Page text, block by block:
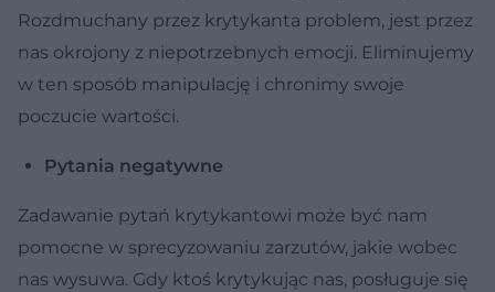
Rozdmuchany przez krytykanta problem, jest przez
nas okrojony z niepotrzebnych emocji. Eliminujemy
w ten sposób manipulację i chronimy swoje
poczucie wartości.
Pytania negatywne
Zadawanie pytań krytykantowi może być nam
pomocne w sprecyzowaniu zarzutów, jakie wobec
nas wysuwa. Gdy ktoś krytykując nas, posługuje się